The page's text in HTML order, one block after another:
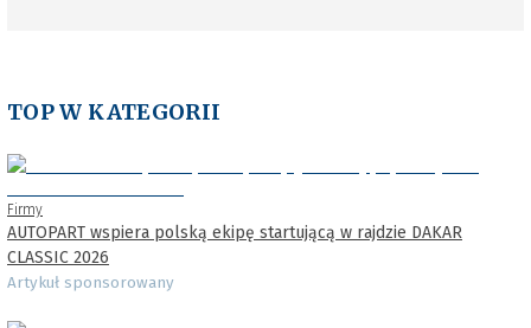
TOP W KATEGORII
Firmy
AUTOPART wspiera polską ekipę startującą w rajdzie DAKAR
CLASSIC 2026
Artykuł sponsorowany